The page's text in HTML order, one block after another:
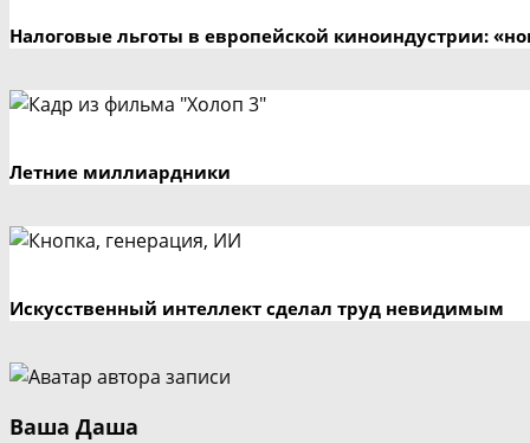
Налоговые льготы в европейской киноиндустрии:
Летние миллиардники
Искусственный интеллект сделал труд невидимым
Ваша Даша